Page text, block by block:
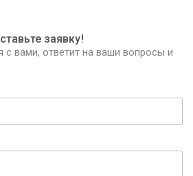
заявку!
с вами, ответит на ваши вопросы и